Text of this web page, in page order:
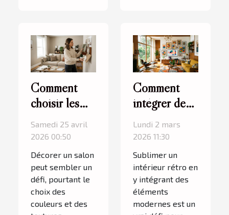
Comment
choisir les
couleurs et
les textures
pour votre
salon ?
Samedi 25 avril
2026 00:50
Décorer un salon
peut sembler un
défi, pourtant le
choix des
couleurs et des
Comment
intégrer des
éléments
modernes
dans un
décor rétro ?
Lundi 2 mars
2026 11:30
Sublimer un
intérieur rétro en
y intégrant des
éléments
modernes est un